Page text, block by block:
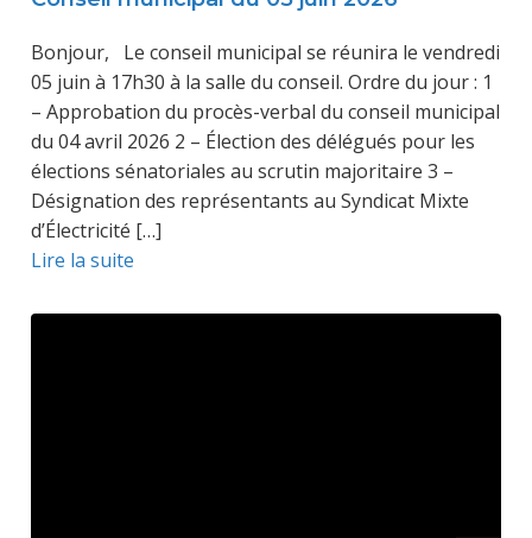
Bonjour, Le conseil municipal se réunira le vendredi
05 juin à 17h30 à la salle du conseil. Ordre du jour : 1
– Approbation du procès-verbal du conseil municipal
du 04 avril 2026 2 – Élection des délégués pour les
élections sénatoriales au scrutin majoritaire 3 –
Désignation des représentants au Syndicat Mixte
d’Électricité […]
Lire la suite